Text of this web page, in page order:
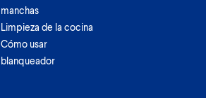
manchas
Limpieza de la cocina
Cómo usar
blanqueador